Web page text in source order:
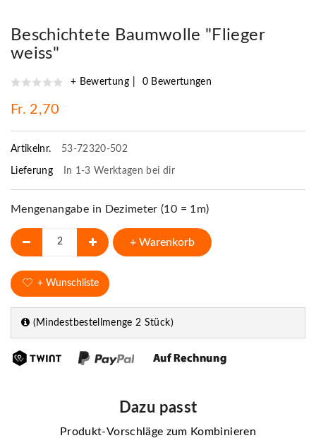
Beschichtete Baumwolle "Flieger
weiss"
+ Bewertung 0 Bewertungen
Fr. 2,70
Artikelnr. 53-72320-502
Lieferung In 1-3 Werktagen bei dir
Mengenangabe in Dezimeter (10 = 1m)
+ Warenkorb
+ Wunschliste
(Mindestbestellmenge 2 Stück)
Dazu passt
Produkt-Vorschläge zum Kombinieren